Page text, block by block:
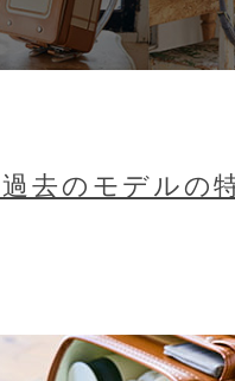
去のモデルの